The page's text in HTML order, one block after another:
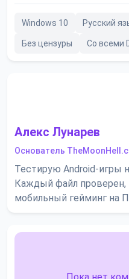
Windows 10 Русский
Без цензуры Со всеми
Алекс Лунарев
Основатель
Тестирую Android-игры
Каждый файл проверен,
мобильный гейминг на